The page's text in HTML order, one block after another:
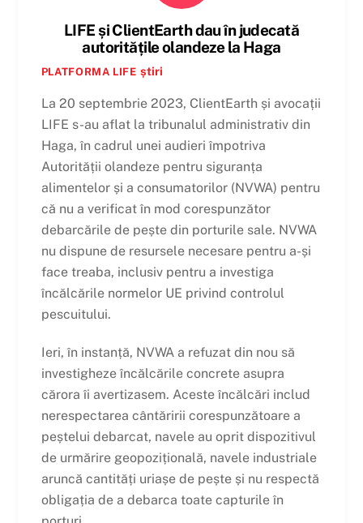
LIFE și ClientEarth dau în judecată
autoritățile olandeze la Haga
PLATFORMA LIFE știri
La 20 septembrie 2023, ClientEarth și avocații
LIFE s-au aflat la tribunalul administrativ din
Haga, în cadrul unei audieri împotriva
Autorității olandeze pentru siguranța
alimentelor și a consumatorilor (NVWA) pentru
că nu a verificat în mod corespunzător
debarcările de pește din porturile sale. NVWA
nu dispune de resursele necesare pentru a-și
face treaba, inclusiv pentru a investiga
încălcările normelor UE privind controlul
pescuitului.
Ieri, în instanță, NVWA a refuzat din nou să
investigheze încălcările concrete asupra
cărora îi avertizasem. Aceste încălcări includ
nerespectarea cântăririi corespunzătoare a
peștelui debarcat, navele au oprit dispozitivul
de urmărire geopozițională, navele industriale
aruncă cantități uriașe de pește și nu respectă
obligația de a debarca toate capturile în